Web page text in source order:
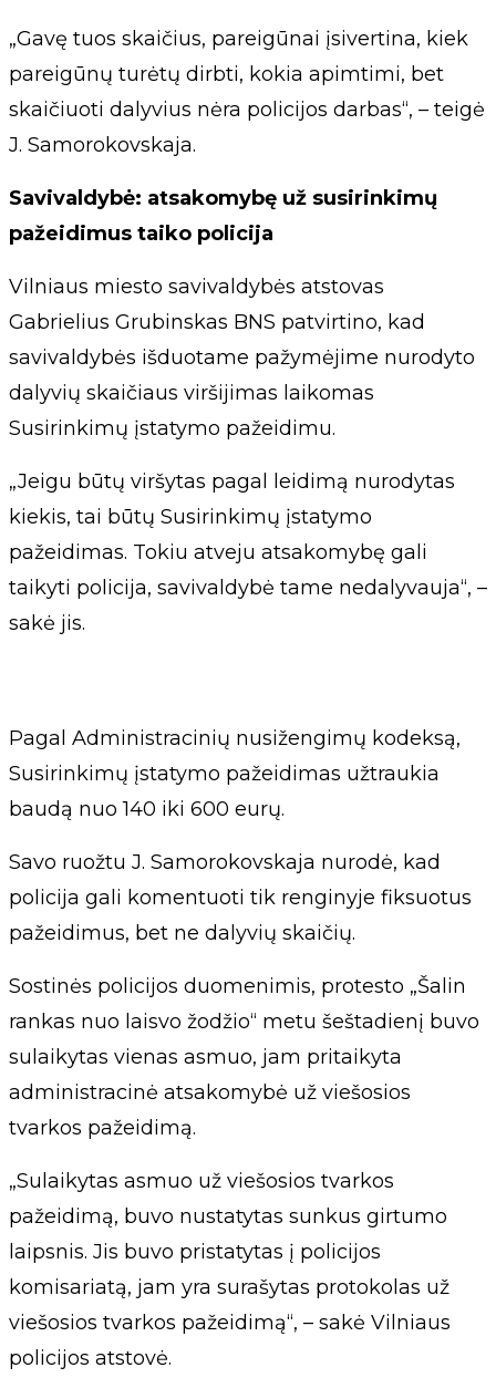
„Gavę tuos skaičius, pareigūnai įsivertina, kiek
pareigūnų turėtų dirbti, kokia apimtimi, bet
skaičiuoti dalyvius nėra policijos darbas“, – teigė
J. Samorokovskaja.
Savivaldybė: atsakomybę už susirinkimų
pažeidimus taiko policija
Vilniaus miesto savivaldybės atstovas
Gabrielius Grubinskas BNS patvirtino, kad
savivaldybės išduotame pažymėjime nurodyto
dalyvių skaičiaus viršijimas laikomas
Susirinkimų įstatymo pažeidimu.
„Jeigu būtų viršytas pagal leidimą nurodytas
kiekis, tai būtų Susirinkimų įstatymo
pažeidimas. Tokiu atveju atsakomybę gali
taikyti policija, savivaldybė tame nedalyvauja“, –
sakė jis.
Pagal Administracinių nusižengimų kodeksą,
Susirinkimų įstatymo pažeidimas užtraukia
baudą nuo 140 iki 600 eurų.
Savo ruožtu J. Samorokovskaja nurodė, kad
policija gali komentuoti tik renginyje fiksuotus
pažeidimus, bet ne dalyvių skaičių.
Sostinės policijos duomenimis, protesto „Šalin
rankas nuo laisvo žodžio“ metu šeštadienį buvo
sulaikytas vienas asmuo, jam pritaikyta
administracinė atsakomybė už viešosios
tvarkos pažeidimą.
„Sulaikytas asmuo už viešosios tvarkos
pažeidimą, buvo nustatytas sunkus girtumo
laipsnis. Jis buvo pristatytas į policijos
komisariatą, jam yra surašytas protokolas už
viešosios tvarkos pažeidimą“, – sakė Vilniaus
policijos atstovė.